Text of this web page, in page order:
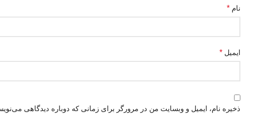
نام *
ایمیل *
ذخیره نام، ایمیل و وبسایت من در مرورگر برای زمانی که دوباره دیدگاهی